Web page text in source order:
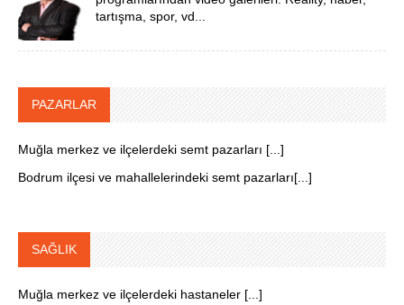
tartışma, spor, vd...
PAZARLAR
Muğla merkez ve ilçelerdeki semt pazarları [...]
Bodrum ilçesi ve mahallelerindeki semt pazarları[...]
SAĞLIK
Muğla merkez ve ilçelerdeki hastaneler [...]